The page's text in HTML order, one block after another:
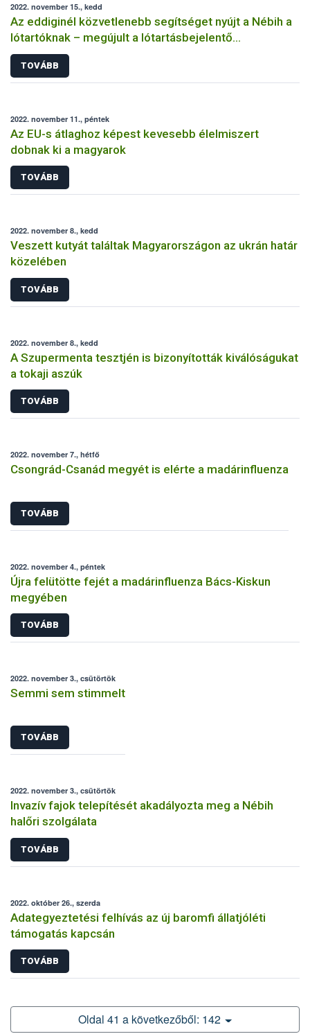
2022. november 15., kedd
Az eddiginél közvetlenebb segítséget nyújt a Nébih a
lótartóknak – megújult a lótartásbejelentő
nyomtatvány!
TOVÁBB
2022. november 11., péntek
Az EU-s átlaghoz képest kevesebb élelmiszert
dobnak ki a magyarok
TOVÁBB
2022. november 8., kedd
Veszett kutyát találtak Magyarországon az ukrán határ
közelében
TOVÁBB
2022. november 8., kedd
A Szupermenta tesztjén is bizonyították kiválóságukat
a tokaji aszúk
TOVÁBB
2022. november 7., hétfő
Csongrád-Csanád megyét is elérte a madárinfluenza
TOVÁBB
2022. november 4., péntek
Újra felütötte fejét a madárinfluenza Bács-Kiskun
megyében
TOVÁBB
2022. november 3., csütörtök
Semmi sem stimmelt
TOVÁBB
2022. november 3., csütörtök
Invazív fajok telepítését akadályozta meg a Nébih
halőri szolgálata
TOVÁBB
2022. október 26., szerda
Adategyeztetési felhívás az új baromfi állatjóléti
támogatás kapcsán
TOVÁBB
Oldal 41 a következőből: 142